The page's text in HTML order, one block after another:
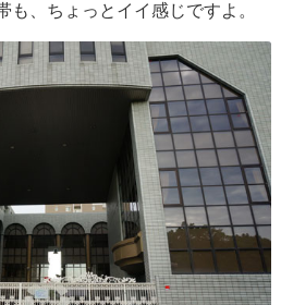
も、ちょっとイイ感じですよ。